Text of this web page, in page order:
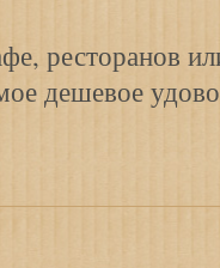
ресторанов
дешевое